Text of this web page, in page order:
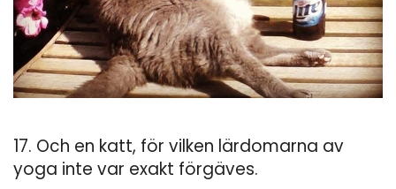
17. Och en katt, för vilken lärdomarna av
yoga inte var exakt förgäves.